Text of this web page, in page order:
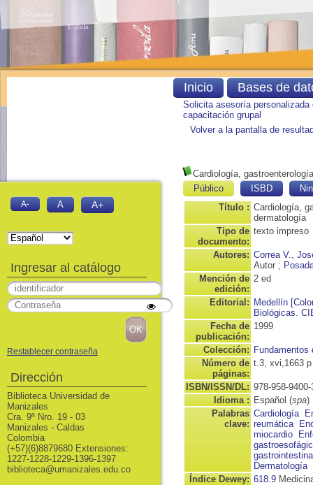
Solicita asesoría personalizada
capacitación grupal
Volver a la pantalla de
Cardiología,
Público
ISBD
Título : Cardiología,
dermatología
Tipo de
documento:
texto impreso
Autores: Correa V.,
Autor ;
Mención de
edición:
2 ed
Editorial: Medellín
Biológicas.
Fecha de
publicación:
1999
Colección: Fundamentos
Número de
páginas:
t.3, xvi,1663 p
ISBN/ISSN/DL: 978-958-9400-
Idioma : Español (spa)
Palabras
clave:
Cardiología
reumática
miocardio
Dermatología
Índice Dewey: 618.9
Inicio Bases de
A- A A+
Ingresar al catálogo
Restablecer contraseña
Dirección
Biblioteca Universidad de
Manizales
Cra. 9ª Nro. 19 - 03
Manizales - Caldas
Colombia
(+57)(6)8879680 Extensiones:
1227-1228-1229-1396-1397
biblioteca@umanizales.edu.co